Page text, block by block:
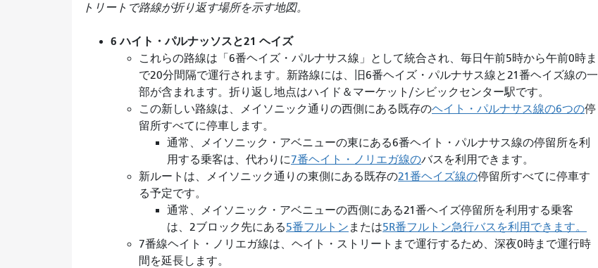
トリートで路線が折り返す場所を示す地図。
6 ハイト・パルナッソスと21 ヘイズ
これらの路線は「6番ヘイズ・パルナサス線」として統合され、毎日午前5時から午前0時ま
で20分間隔で運行されます。新路線には、旧6番ヘイズ・パルナサス線と21番ヘイズ線の一
部が含まれます。折り返し地点はハイド＆マーケット/シビックセンター駅です。
この新しい路線は、メイソニック通りの西側にある既存のヘイト・パルナサス線の6つの停
留所すべてに停車します。
通常、メイソニック・アベニューの東にある6番ヘイト・パルナサス線の停留所を利
用する乗客は、代わりに7番ヘイト・ノリエガ線のバスを利用できます。
新ルートは、メイソニック通りの東側にある既存の21番ヘイズ線の停留所すべてに停車す
る予定です。
通常、メイソニック・アベニューの西側にある21番ヘイズ停留所を利用する乗客
は、 2ブロック先にある5番フルトン または5R番フルトン急行バスを利用できます。
7番線ヘイト・ノリエガ線は、ヘイト・ストリートまで運行するため、深夜0時まで運行時
間を延長します。